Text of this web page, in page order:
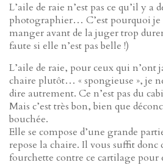
L’aile de raie n’est pas ce qu’il y a
photographier… C’est pourquoi je
manger avant de la juger trop
faute si elle n’est pas belle !)
L’aile de raie, pour ceux qui n’ont
chaire plutôt… « spongieuse », je
dire autrement. Ce n’est pas du
Mais c’est très bon, bien que
bouchée.
Elle se compose d’une grande
repose la chaire. Il vous suffit donc
fourchette contre ce cartilage pour